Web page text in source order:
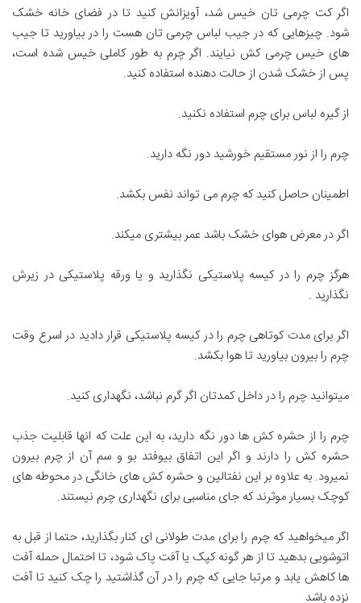
اگر کت چرمی تان خیس شد، آویزانش کنید تا در فضای خانه خشک
شود. چیزهایی که در جیب لباس چرمی تان هست را در بیاورید تا جیب
های خیس چرمی کش نیایند. اگر چرم به طور کاملی خیس شده است،
پس از خشک شدن از حالت دهنده استفاده کنید.
از گیره لباس برای چرم استفاده نکنید.
چرم را از نور مستقیم خورشید دور نگه دارید.
اطمینان حاصل کنید که چرم می تواند نفس بکشد.
اگر در معرض هوای خشک باشد عمر بیشتری میکند.
هرگز چرم را در کیسه پلاستیکی نگذارید و یا ورقه پلاستیکی در زیرش
نگذارید .
اگر برای مدت کوتاهی چرم را در کیسه پلاستیکی قرار دادید در اسرع وقت
چرم را بیرون بیاورید تا هوا بکشد.
میتوانید چرم را در داخل کمدتان اگر گرم نباشد، نگهداری کنید.
چرم را از حشره کش ها دور نگه دارید، به این علت که انها قابلیت جذب
حشره کش را دارند و اگر این اتفاق بیوفتد بو و سم آن از چرم بیرون
نمیرود. به علاوه بر این نفتالین و حشره کش های خانگی در محوطه های
کوچک بسیار موثرند که جای مناسبی برای نگهداری چرم نیستند.
اگر میخواهید که چرم را برای مدت طولانی ای کنار بگذارید، حتما از قبل به
اتوشویی بدهید تا از هر گونه کپک یا آفت پاک شود، تا احتمال حمله آفت
ها کاهش یابد و مرتبا جایی که چرم را در آن گذاشتید را چک کنید تا آفت
نزده باشد